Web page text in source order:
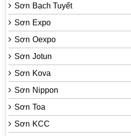
Sơn Bạch Tuyết
Sơn Expo
Sơn Oexpo
Sơn Jotun
Sơn Kova
Sơn Nippon
Sơn Toa
Sơn KCC